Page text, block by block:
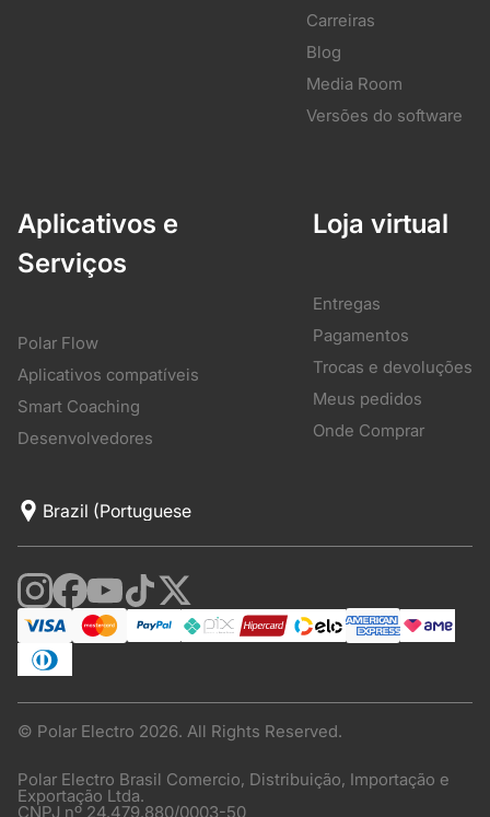
Carreiras
Blog
Media Room
Versões do software
Aplicativos e
Serviços
Polar Flow
Aplicativos compatíveis
Smart Coaching
Desenvolvedores
Loja virtual
Entregas
Pagamentos
Trocas e devoluções
Meus pedidos
Onde Comprar
© Polar Electro 2026. All Rights Reserved.
Polar Electro Brasil Comercio, Distribuição, Importação e
Exportação Ltda.
CNPJ nº 24.479.880/0003-50